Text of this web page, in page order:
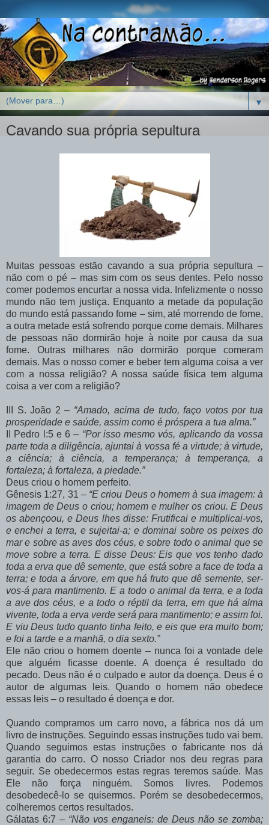
▼
Cavando sua própria sepultura
Muitas pessoas estão cavando a sua própria sepultura –
não com o pé – mas sim com os seus dentes. Pelo nosso
comer podemos encurtar a nossa vida. Infelizmente o nosso
mundo não tem justiça. Enquanto a metade da população
do mundo está passando fome – sim, até morrendo de fome,
a outra metade está sofrendo porque come demais. Milhares
de pessoas não dormirão hoje à noite por causa da sua
fome. Outras milhares não dormirão porque comeram
demais. Mas o nosso comer e beber tem alguma coisa a ver
com a nossa religião? A nossa saúde física tem alguma
coisa a ver com a religião?
III S. João 2 – “Amado, acima de tudo, faço votos por tua
prosperidade e saúde, assim como é próspera a tua alma.”
II Pedro l:5 e 6 – “Por isso mesmo vós, aplicando da vossa
parte toda a diligência, ajuntai à vossa fé a virtude; à virtude,
a ciência; à ciência, a temperança; à temperança, a
fortaleza; à fortaleza, a piedade.”
Deus criou o homem perfeito.
Gênesis 1:27, 31 – “E criou Deus o homem à sua imagem: à
imagem de Deus o criou; homem e mulher os criou. E Deus
os abençoou, e Deus lhes disse: Frutificai e multiplicai-vos,
e enchei a terra, e sujeitai-a; e dominai sobre os peixes do
mar e sobre as aves dos céus, e sobre todo o animal que se
move sobre a terra. E disse Deus: Eis que vos tenho dado
toda a erva que dê semente, que está sobre a face de toda a
terra; e toda a árvore, em que há fruto que dê semente, ser-
vos-á para mantimento. E a todo o animal da terra, e a toda
a ave dos céus, e a todo o réptil da terra, em que há alma
vivente, toda a erva verde será para mantimento; e assim foi.
E viu Deus tudo quanto tinha feito, e eis que era muito bom;
e foi a tarde e a manhã, o dia sexto.”
Ele não criou o homem doente – nunca foi a vontade dele
que alguém ficasse doente. A doença é resultado do
pecado. Deus não é o culpado e autor da doença. Deus é o
autor de algumas leis. Quando o homem não obedece
essas leis – o resultado é doença e dor.
Quando compramos um carro novo, a fábrica nos dá um
livro de instruções. Seguindo essas instruções tudo vai bem.
Quando seguimos estas instruções o fabricante nos dá
garantia do carro. O nosso Criador nos deu regras para
seguir. Se obedecermos estas regras teremos saúde. Mas
Ele não força ninguém. Somos livres. Podemos
desobedecê-lo se quisermos. Porém se desobedecermos,
colheremos certos resultados.
Gálatas 6:7 – “Não vos enganeis: de Deus não se zomba;